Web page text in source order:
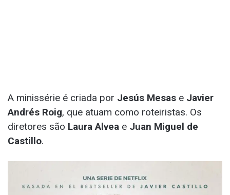
A minissérie é criada por Jesús Mesas e Javier
Andrés Roig, que atuam como roteiristas. Os
diretores são Laura Alvea e Juan Miguel de
Castillo.